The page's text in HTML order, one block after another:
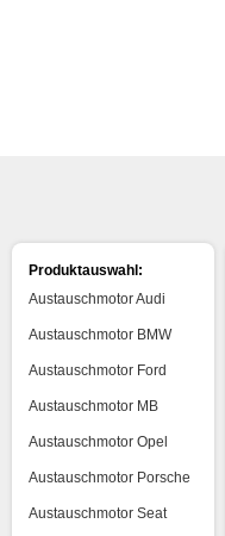
Produktauswahl:
Austauschmotor Audi
Austauschmotor BMW
Austauschmotor Ford
Austauschmotor MB
Austauschmotor Opel
Austauschmotor Porsche
Austauschmotor Seat